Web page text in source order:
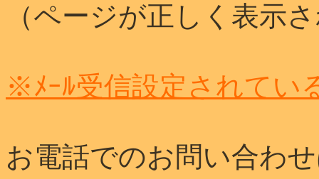
（ページが正しく表示
※ﾒｰﾙ受信設定されてい
お電話でのお問い合わ